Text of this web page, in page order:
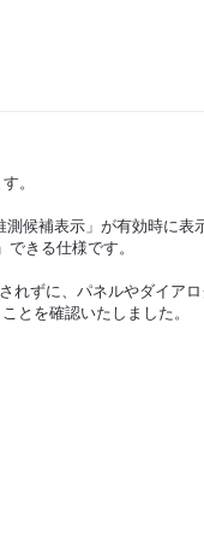
。
測候補表示」が有効時に表
きる仕様です。
れずに、パネルやダイアロ
とを確認いたしました。